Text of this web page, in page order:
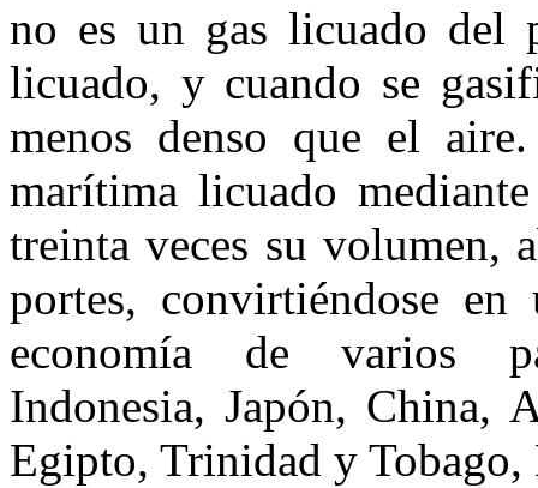
no es un gas licuado del
licuado, y cuando se
menos denso que el
marítima licuado
treinta veces su volumen,
portes, convirtiéndose
economía de varios
Indonesia, Japón, China,
Egipto, Trinidad y